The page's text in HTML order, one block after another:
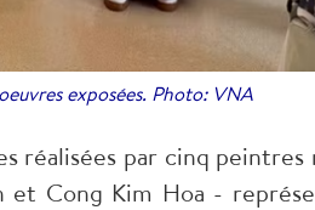
exposées. Photo: VNA
réalisées par cinq peintres
et Cong Kim Hoa -